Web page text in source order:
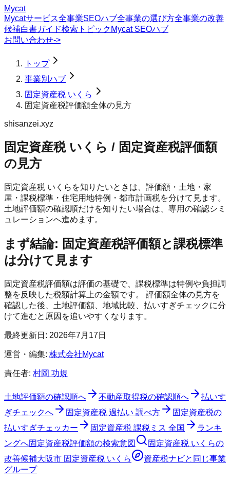
Mycat
Mycatサービス全事業SEOハブ全事業の選び方全事業の改善
候補白書ガイド検索トピック Mycat SEOハブ
お問い合わせ->
トップ
事業別ハブ
固定資産税 いくら
固定資産税評価額全体の見方
shisanzei.xyz
固定資産税 いくら / 固定資産税評価額
の見方
固定資産税 いくらを知りたいときは、評価額・土地・家
屋・課税標準・住宅用地特例・都市計画税を分けて見ます。
土地評価額の確認順だけを知りたい場合は、専用の確認シミ
ュレーションへ進めます。
まず結論: 固定資産税評価額と課税標準
は分けて見ます
固定資産税評価額は評価の基礎で、課税標準は特例や負担調
整を反映した税額計算上の金額です。 評価額全体の見方を
確認した後、土地評価額、地域比較、払いすぎチェックに分
けて進むと原因を追いやすくなります。
最終更新日: 2026年7月17日
運営・編集: 株式会社Mycat
責任者: 村岡 功規
土地評価額の確認順へ 不動産取得税の確認順へ
払いす
ぎチェックへ
固定資産税 過払い 調べ方
固定資産税の
払いすぎチェッカー
固定資産税 課税ミス 全国
ランキ
ングへ固定資産税評価額の検索意図
固定資産税 いくらの
改善候補大阪市 固定資産税 いくら 資産税ナビと同じ事業
グループ